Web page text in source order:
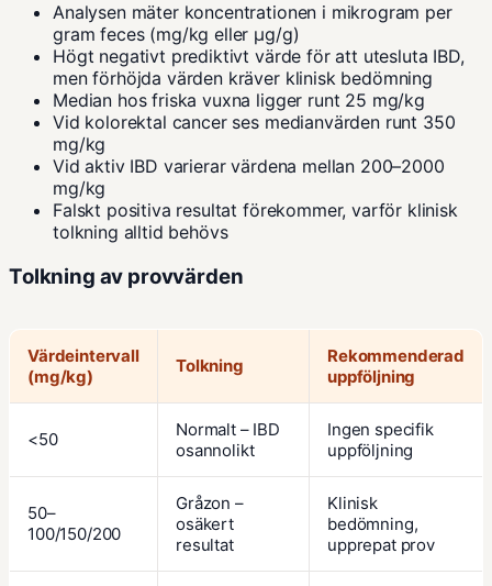
Analysen mäter koncentrationen i mikrogram per
gram feces (mg/kg eller µg/g)
Högt negativt prediktivt värde för att utesluta IBD,
men förhöjda värden kräver klinisk bedömning
Median hos friska vuxna ligger runt 25 mg/kg
Vid kolorektal cancer ses medianvärden runt 350
mg/kg
Vid aktiv IBD varierar värdena mellan 200–2000
mg/kg
Falskt positiva resultat förekommer, varför klinisk
tolkning alltid behövs
Tolkning av provvärden
Värdeintervall
(mg/kg)
Tolkning
Rekommenderad
uppföljning
<50
Normalt – IBD
osannolikt
Ingen specifik
uppföljning
50–
100/150/200
Gråzon –
osäkert
resultat
Klinisk
bedömning,
upprepat prov